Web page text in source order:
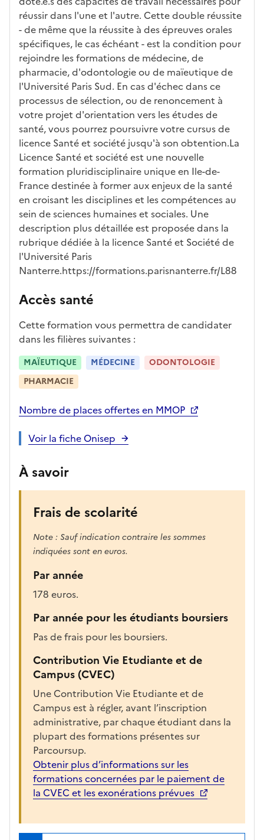
l
a
z
o
n
e
d
é
r
o
u
l
a
n
t
e
c
i
a
s
l
a
g
a
e
u
f
f
i
c
h
e
r
l
réussir dans l'une et l'autre. Cette double réussite
- de même que la réussite à des épreuves orales
spécifiques, le cas échéant - est la condition pour
rejoindre les formations de médecine, de
pharmacie, d'odontologie ou de maïeutique de
l'Université Paris Sud. En cas d'échec dans ce
processus de sélection, ou de renoncement à
votre projet d'orientation vers les études de
santé, vous pourrez poursuivre votre cursus de
licence Santé et société jusqu'à son obtention.La
Licence Santé et société est une nouvelle
formation pluridisciplinaire unique en Ile-de-
France destinée à former aux enjeux de la santé
en croisant les disciplines et les compétences au
sein de sciences humaines et sociales. Une
description plus détaillée est proposée dans la
rubrique dédiée à la licence Santé et Société de
l'Université Paris
Nanterre.https://formations.parisnanterre.fr/L88
Accès santé
Cette formation vous permettra de candidater
dans les filières suivantes :
MAÏEUTIQUE MÉDECINE
ODONTOLOGIE
PHARMACIE
Nombre de places offertes en MMOP
Voir la fiche Onisep
À savoir
Frais de scolarité
Note : Sauf indication contraire les sommes
indiquées sont en euros.
Par année
178 euros.
Par année pour les étudiants boursiers
Pas de frais pour les boursiers.
Contribution Vie Etudiante et de
Campus (CVEC)
Une Contribution Vie Etudiante et de
Campus est à régler, avant l’inscription
administrative, par chaque étudiant dans la
plupart des formations présentes sur
Parcoursup.
Obtenir plus d’informations sur les
formations concernées par le paiement de
la CVEC et les exonérations prévues